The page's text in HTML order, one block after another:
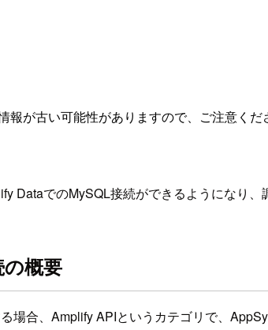
が古い可能性がありますので、ご注意くだ
DataでのMySQL接続ができるようになり、
概要
場合、Amplify APIというカテゴリで、